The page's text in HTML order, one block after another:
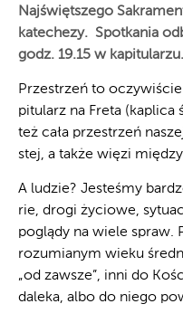
Najświętszego
katechezy. Spotkania
godz. 19.15 w kapitularzu.
Prze­strzeń to
pi­tu­larz na Fre­ta
też ca­ła prze­strzeń
stej, a tak­że wię­zi
A lu­dzie? Je­ste­śmy
rie, dro­gi ży­cio­we,
po­glą­dy na wie­le spraw.
ro­zu­mia­nym wie­ku
„od za­wsze”, in­ni do
da­le­ka, al­bo do nie­go